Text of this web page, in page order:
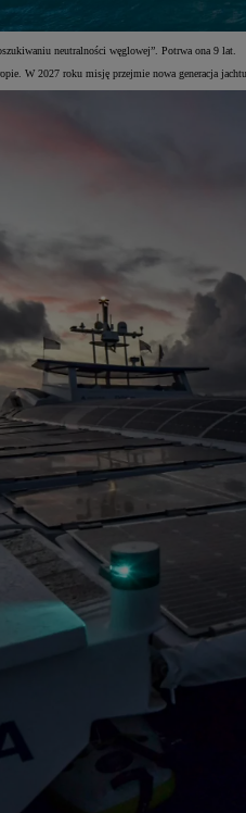
neutralności węglowej”. Potrwa ona 9 lat.
W 2027 roku misję przejmie nowa generacja